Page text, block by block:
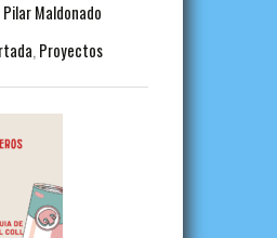
Pilar Maldonado
, Proyectos